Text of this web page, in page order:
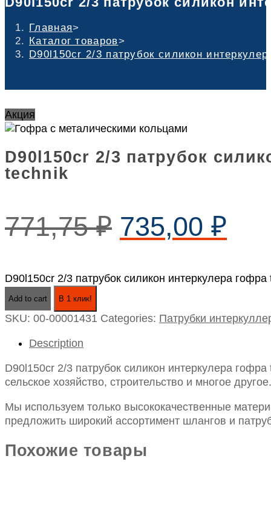
Главная>
Каталог товаров>
D90l150cr 2/3 патрубок силикон
Акция
D90l150cr 2/3 патрубок
technik
771,75₽ 735,00 ₽
D90l150cr 2/3 патрубок силикон интеркулера
Add to cart В 1 клик!
SKU: 00-00001431 Categories: Патрубки
Description
D90l150cr 2/3 патрубок силикон интеркулера
сельское хозяйство, строительство и многое
Мы используем только высококачественные
предложить широкий ассортимент шлангов и
Похожие товары